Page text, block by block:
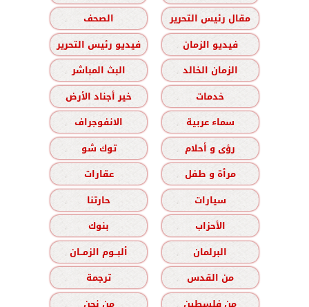
مقال رئيس التحرير
الصحف
فيديو الزمان
فيديو رئيس التحرير
الزمان الخالد
البث المباشر
خدمات
خير أجناد الأرض
سماء عربية
الانفوجراف
رؤى و أحلام
توك شو
مرأة و طفل
عقارات
سيارات
حارتنا
الأحزاب
بنوك
البرلمان
ألبــوم الزمــان
من القدس
ترجمة